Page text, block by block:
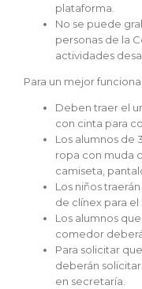
plataforma.
No se puede
personas de la
actividades
Para un mejor
Deben traer el
con cinta para
Los alumnos de
ropa con muda
camiseta,
Los niños
de clínex para el
Los alumnos
comedor
Para solicitar
deberán
en secretaría.